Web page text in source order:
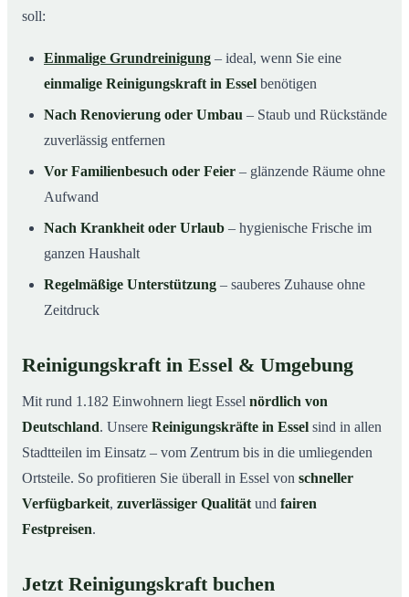
soll:
Einmalige Grundreinigung – ideal, wenn Sie eine
einmalige Reinigungskraft in Essel benötigen
Nach Renovierung oder Umbau – Staub und Rückstände
zuverlässig entfernen
Vor Familienbesuch oder Feier – glänzende Räume ohne
Aufwand
Nach Krankheit oder Urlaub – hygienische Frische im
ganzen Haushalt
Regelmäßige Unterstützung – sauberes Zuhause ohne
Zeitdruck
Reinigungskraft in Essel & Umgebung
Mit rund 1.182 Einwohnern liegt Essel nördlich von
Deutschland. Unsere Reinigungskräfte in Essel sind in allen
Stadtteilen im Einsatz – vom Zentrum bis in die umliegenden
Ortsteile. So profitieren Sie überall in Essel von schneller
Verfügbarkeit, zuverlässiger Qualität und fairen
Festpreisen.
Jetzt Reinigungskraft buchen